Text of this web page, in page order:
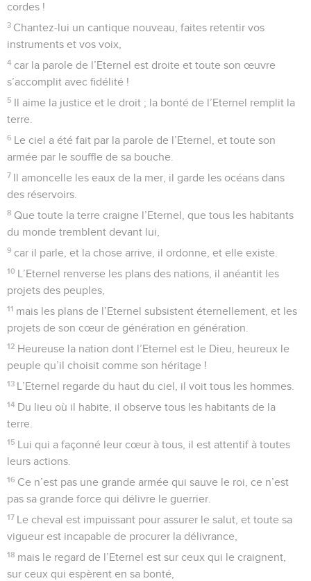
cordes !
3 Chantez-lui un cantique nouveau, faites retentir vos
instruments et vos voix,
4 car la parole de l’Eternel est droite et toute son œuvre
s’accomplit avec fidélité !
5 Il aime la justice et le droit ; la bonté de l’Eternel remplit la
terre.
6 Le ciel a été fait par la parole de l’Eternel, et toute son
armée par le souffle de sa bouche.
7 Il amoncelle les eaux de la mer, il garde les océans dans
des réservoirs.
8 Que toute la terre craigne l’Eternel, que tous les habitants
du monde tremblent devant lui,
9 car il parle, et la chose arrive, il ordonne, et elle existe.
10 L’Eternel renverse les plans des nations, il anéantit les
projets des peuples,
11 mais les plans de l’Eternel subsistent éternellement, et les
projets de son cœur de génération en génération.
12 Heureuse la nation dont l’Eternel est le Dieu, heureux le
peuple qu’il choisit comme son héritage !
13 L’Eternel regarde du haut du ciel, il voit tous les hommes.
14 Du lieu où il habite, il observe tous les habitants de la
terre.
15 Lui qui a façonné leur cœur à tous, il est attentif à toutes
leurs actions.
16 Ce n’est pas une grande armée qui sauve le roi, ce n’est
pas sa grande force qui délivre le guerrier.
17 Le cheval est impuissant pour assurer le salut, et toute sa
vigueur est incapable de procurer la délivrance,
18 mais le regard de l’Eternel est sur ceux qui le craignent,
sur ceux qui espèrent en sa bonté,